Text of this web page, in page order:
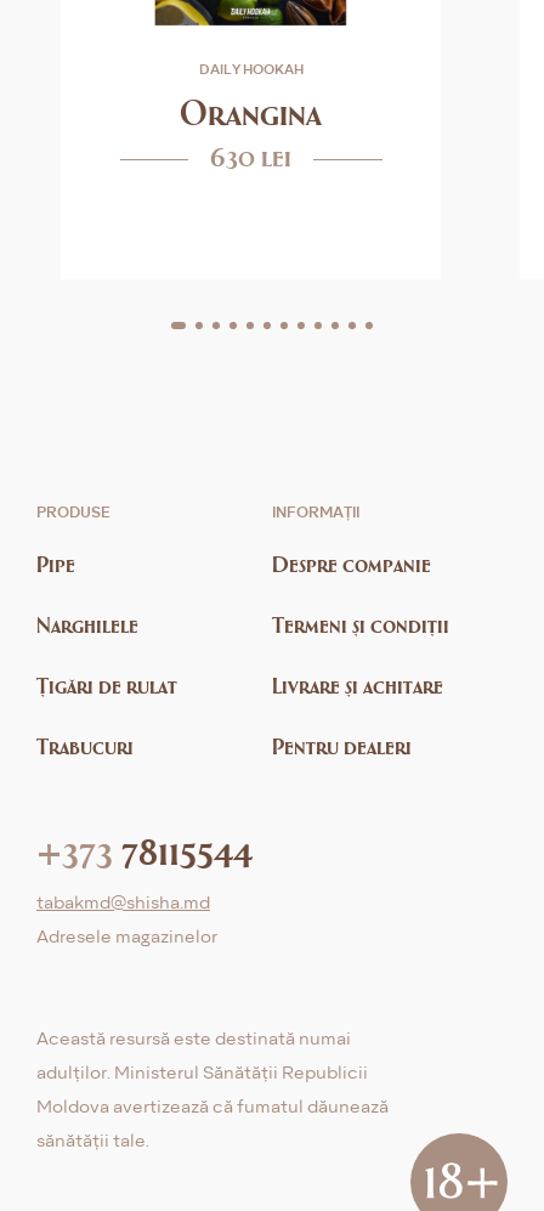
DAILY HOOKAH
Orangina
630 lei
PRODUSE
Pipe
Narghilele
Țigări de rulat
Trabucuri
INFORMAȚII
Despre companie
Termeni și condiții
Livrare și achitare
Pentru dealeri
+373 78115544
tabakmd@shisha.md
Adresele magazinelor
Această resursă este destinată numai
adulților. Ministerul Sănătății Republicii
Moldova avertizează că fumatul dăunează
sănătății tale.